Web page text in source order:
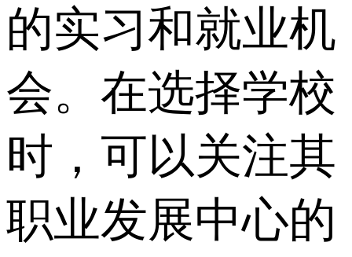
的实习和就业机
会。在选择学校
时，可以关注其
职业发展中心的